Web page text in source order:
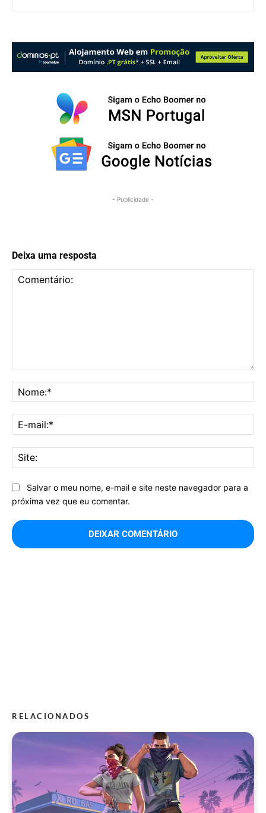
- Publicidade -
Deixa uma resposta
Salvar o meu nome, e-mail e site neste navegador para a
próxima vez que eu comentar.
RELACIONADOS